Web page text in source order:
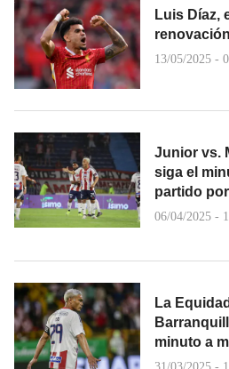
Luis Díaz,
13/05/2025 -
Junior vs.
siga el
partido
06/04/2025 -
La
minuto a